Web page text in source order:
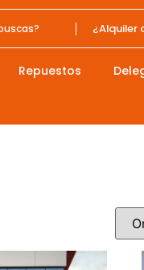
¿Alquiler
Repuestos